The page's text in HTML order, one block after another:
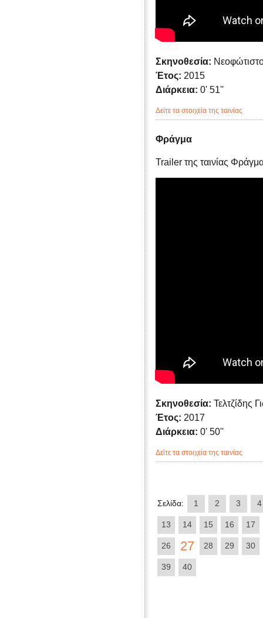
Σκηνοθεσία:
Έτος: 2015
Διάρκεια: 0' 51''
Δείτε τα στοιχεία της ταινίας
Φράγμα
Trailer της ταινίας
Σκηνοθεσία: Τελτζίδης
Έτος: 2017
Διάρκεια: 0' 50''
Δείτε τα στοιχεία της ταινίας
Σελίδα: 1 2 3 4
13 14 15 16 17
26 27 28 29 30
39 40